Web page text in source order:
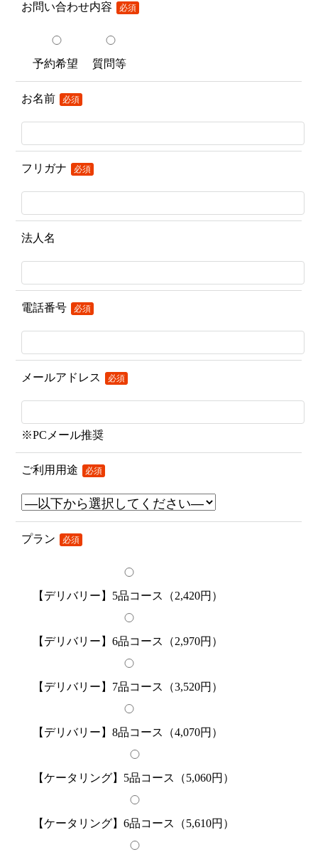
お問い合わせ内容 必須
予約希望 質問等
お名前 必須
フリガナ 必須
法人名
電話番号 必須
メールアドレス 必須
※PCメール推奨
ご利用用途 必須
プラン 必須
【デリバリー】5品コース（2,420円）
【デリバリー】6品コース（2,970円）
【デリバリー】7品コース（3,520円）
【デリバリー】8品コース（4,070円）
【ケータリング】5品コース（5,060円）
【ケータリング】6品コース（5,610円）